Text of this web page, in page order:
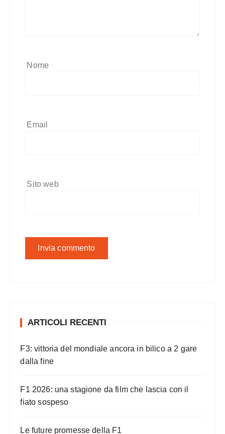
Nome
Email
Sito web
ARTICOLI RECENTI
F3: vittoria del mondiale ancora in bilico a 2 gare
dalla fine
F1 2026: una stagione da film che lascia con il
fiato sospeso
Le future promesse della F1